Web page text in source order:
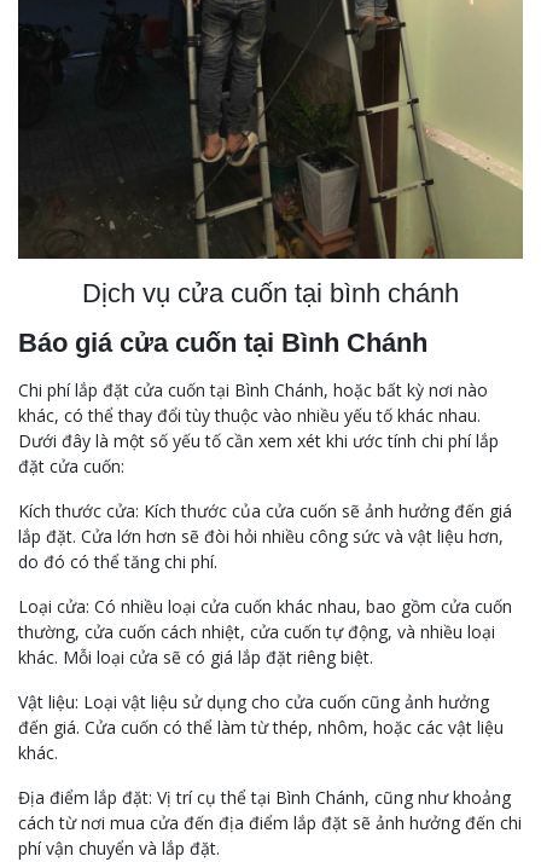
Dịch vụ cửa cuốn tại bình chánh
Báo giá cửa cuốn tại Bình Chánh
Chi phí lắp đặt cửa cuốn tại Bình Chánh, hoặc bất kỳ nơi nào
khác, có thể thay đổi tùy thuộc vào nhiều yếu tố khác nhau.
Dưới đây là một số yếu tố cần xem xét khi ước tính chi phí lắp
đặt cửa cuốn:
Kích thước cửa: Kích thước của cửa cuốn sẽ ảnh hưởng đến giá
lắp đặt. Cửa lớn hơn sẽ đòi hỏi nhiều công sức và vật liệu hơn,
do đó có thể tăng chi phí.
Loại cửa: Có nhiều loại cửa cuốn khác nhau, bao gồm cửa cuốn
thường, cửa cuốn cách nhiệt, cửa cuốn tự động, và nhiều loại
khác. Mỗi loại cửa sẽ có giá lắp đặt riêng biệt.
Vật liệu: Loại vật liệu sử dụng cho cửa cuốn cũng ảnh hưởng
đến giá. Cửa cuốn có thể làm từ thép, nhôm, hoặc các vật liệu
khác.
Địa điểm lắp đặt: Vị trí cụ thể tại Bình Chánh, cũng như khoảng
cách từ nơi mua cửa đến địa điểm lắp đặt sẽ ảnh hưởng đến chi
phí vận chuyển và lắp đặt.